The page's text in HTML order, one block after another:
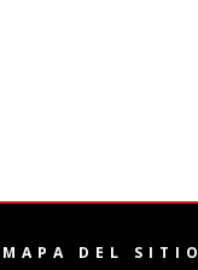
MAPA DEL SITIO